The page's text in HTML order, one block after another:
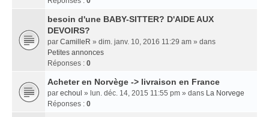
besoin d'une BABY-SITTER? D'AIDE AUX
DEVOIRS?
par CamilleR » dim. janv. 10, 2016 11:29 am » dans
Petites annonces
Réponses : 0
Acheter en Norvège -> livraison en France
par echoul » lun. déc. 14, 2015 11:55 pm » dans La Norvege
Réponses : 0